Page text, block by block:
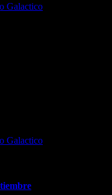
Galactico
Galactico